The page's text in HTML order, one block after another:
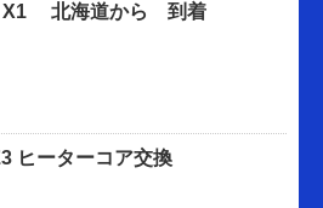
X1 北海道から 到着
ヒーターコア交換